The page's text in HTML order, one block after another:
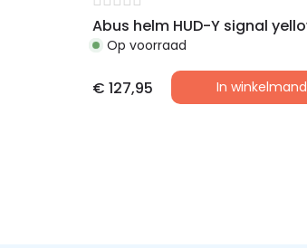
Op voorraad
€ 127,95 In winkelmand